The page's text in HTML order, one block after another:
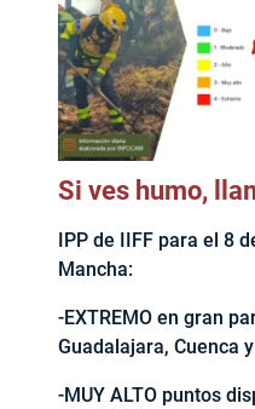
Si ves humo,
IPP de IIFF para el 8
Mancha:
-EXTREMO en gran
Guadalajara, Cuenca
-MUY ALTO puntos